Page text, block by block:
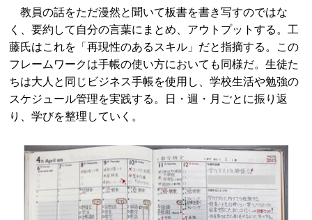
教員の話をただ漫然と聞いて板書を書き写すのではな
く、要約して自分の言葉にまとめ、アウトプットする。工
藤氏はこれを「再現性のあるスキル」だと指摘する。この
フレームワークは手帳の使い方においても同様だ。生徒た
ちは大人と同じビジネス手帳を使用し、学校生活や勉強の
スケジュール管理を実践する。日・週・月ごとに振り返
り、学びを整理していく。